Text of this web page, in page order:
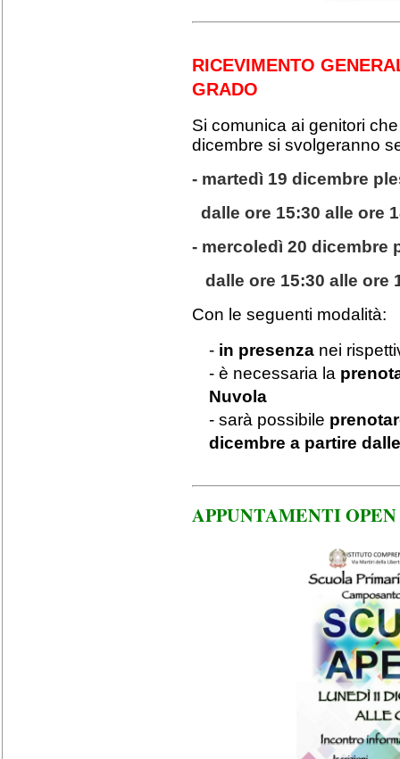
RICEVIMENTO
GRADO
Si comunica ai genitori
dicembre si svolgeranno
- martedì 19 dicembre
dalle ore 15:30 alle ore
- mercoledì 20 dicembre
dalle ore 15:30 alle ore
Con le seguenti modalità:
-in presenzanei
- è necessaria la
Nuvola
- sarà possibile
dicembre a partire
APPUNTAMENTI